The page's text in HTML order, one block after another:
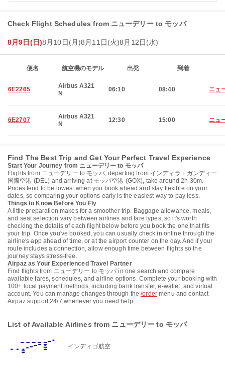
Check Flight Schedules from ニューデリー to モッパ
8月9日(日)8月10日(月)8月11日(火)8月12日(水)
便名 航空機のモデル 出発 到着
6E2265
Airbus A321
N
06:10 08:40 ニュ
6E2707
Airbus A321
N
12:30 15:00 ニュ
Find The Best Trip and Get Your Perfect Travel Experience
Start Your Journey from ニューデリー to モッパ
Flights from ニューデリー to モッパ, departing from インディラ・ガンディー
国際空港 (DEL) and arriving at モッパ空港 (GOX), take around 2h 30m.
Prices tend to be lowest when you book ahead and stay flexible on your
dates, so comparing your options early is the easiest way to pay less.
Things to Know Before You Fly
A little preparation makes for a smoother trip. Baggage allowance, meals,
and seat selection vary between airlines and fare types, so it's worth
checking the details of each flight below before you book the one that fits
your trip. Once you've booked, you can usually check in online through the
airline's app ahead of time, or at the airport counter on the day. And if your
route includes a connection, allow enough time between flights so the
journey stays stress-free.
Airpaz as Your Experienced Travel Partner
Find flights from ニューデリー to モッパ in one search and compare
available fares, schedules, and airline options. Complete your booking with
100+ local payment methods, including bank transfer, e-wallet, and virtual
account. You can manage changes through the/order menu and contact
Airpaz support 24/7 whenever you need help.
List of Available Airlines from ニューデリー to モッパ
インディゴ航空